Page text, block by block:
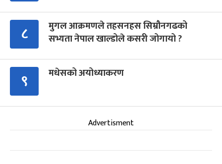
८
मुगल आक्रमणले तहसनहस सिम्रौनगढको
सभ्यता नेपाल खाल्डोले कसरी जोगायो ?
९ मधेसको अयोध्याकरण
Advertisment